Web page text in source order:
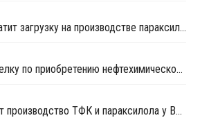
Ningbo Zhongjin сократит загрузку на производстве параксилола в Китае
Indorama закрыла сделку по приобретению нефтехимического комплекса у BP в США
Indorama приобретает производство ТФК и параксилола у BP в США